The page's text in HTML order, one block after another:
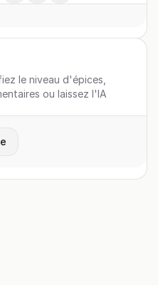
le niveau d'épices,
ou laissez l'IA